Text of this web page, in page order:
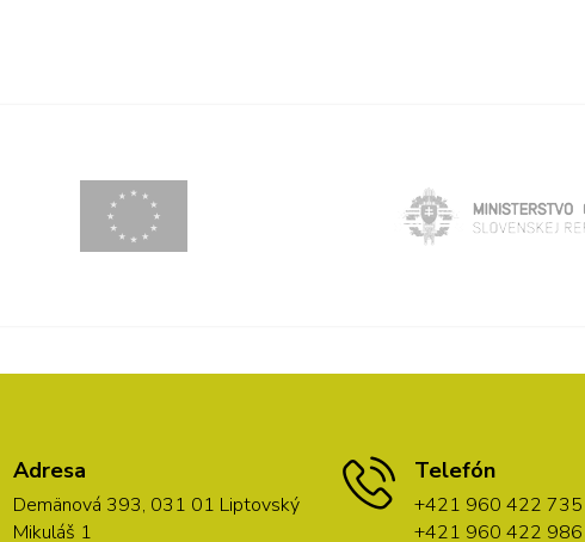
Adresa
Demänová 393, 031 01 Liptovský
Mikuláš 1
Telefón
+421 960 422 735
+421 960 422 986